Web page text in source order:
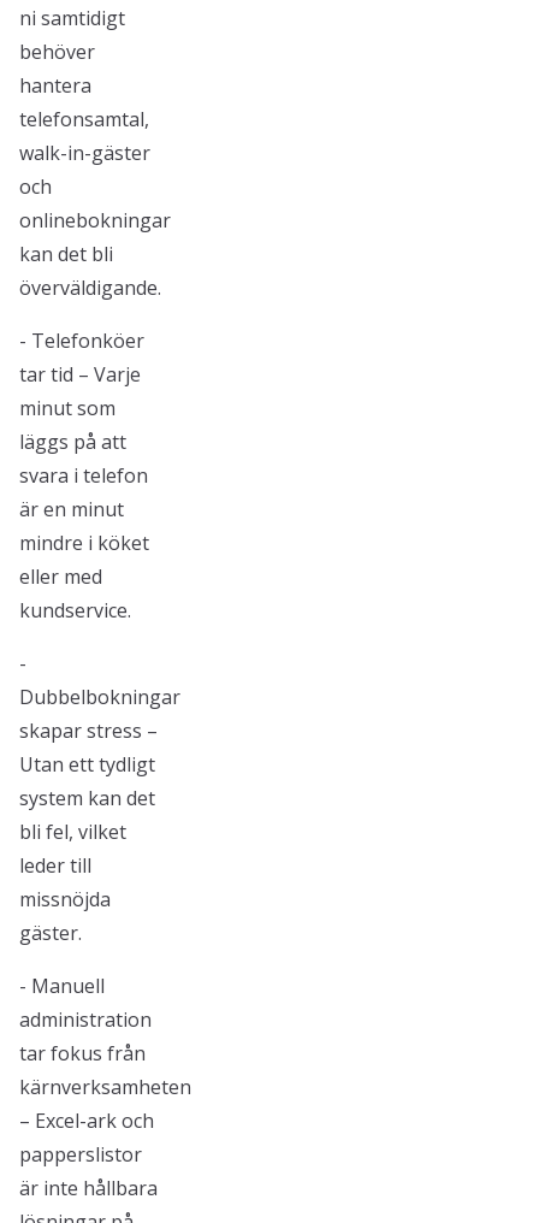
ni samtidigt
behöver
hantera
telefonsamtal,
walk-in-gäster
och
onlinebokningar
kan det bli
överväldigande.
- Telefonköer
tar tid – Varje
minut som
läggs på att
svara i telefon
är en minut
mindre i köket
eller med
kundservice.
-
Dubbelbokningar
skapar stress –
Utan ett tydligt
system kan det
bli fel, vilket
leder till
missnöjda
gäster.
- Manuell
administration
tar fokus från
kärnverksamheten
– Excel-ark och
papperslistor
är inte hållbara